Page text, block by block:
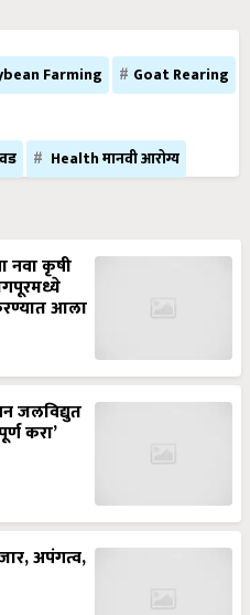
Farming
Goat Rearing
Health मानवी आरोग्य
नवा कृषी
आला
जलविद्युत
करा’
अपंगत्व,